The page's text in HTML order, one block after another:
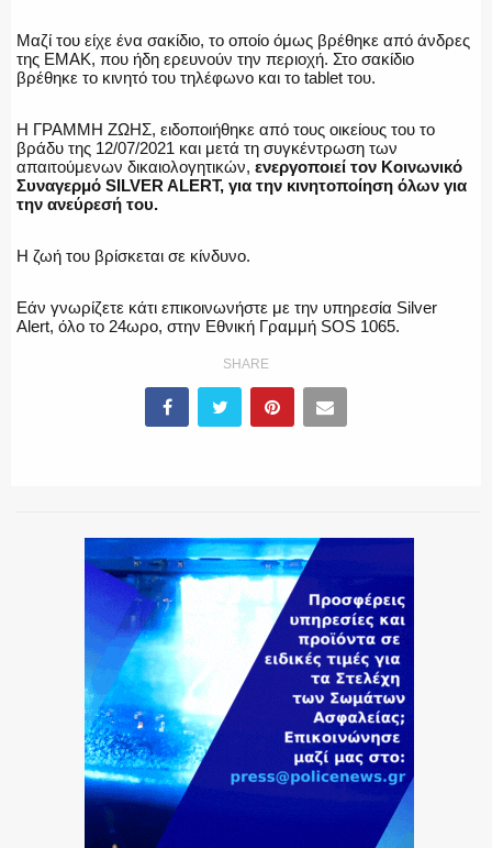
ΑΣΤΥΝΟΜΙΚΟ ΡΕΠΟΡΤΑΖ
Μαζί του είχε ένα σακίδιο, το οποίο όμως βρέθηκε από άνδρες
της ΕΜΑΚ, που ήδη ερευνούν την περιοχή. Στο σακίδιο
βρέθηκε το κινητό του τηλέφωνο και το tablet του.
Η ΓΡΑΜΜΗ ΖΩΗΣ, ειδοποιήθηκε από τους οικείους του το
βράδυ της 12/07/2021 και μετά τη συγκέντρωση των
απαιτούμενων δικαιολογητικών, ενεργοποιεί τον Κοινωνικό
Συναγερμό SILVER ALERT, για την κινητοποίηση όλων για
την ανεύρεσή του.
Η ζωή του βρίσκεται σε κίνδυνο.
Εάν γνωρίζετε κάτι επικοινωνήστε με την υπηρεσία Silver
Alert, όλο το 24ωρο, στην Εθνική Γραμμή SOS 1065.
SHARE